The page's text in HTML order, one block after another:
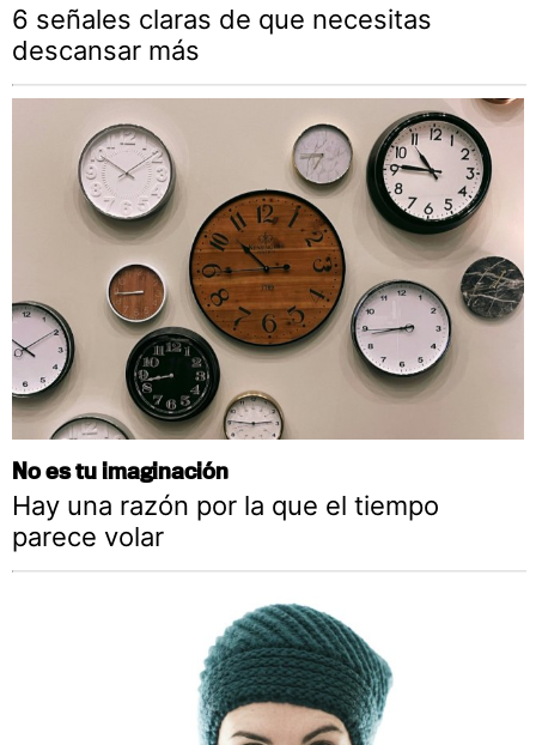
6 señales claras de que necesitas
descansar más
No es tu imaginación
Hay una razón por la que el tiempo
parece volar